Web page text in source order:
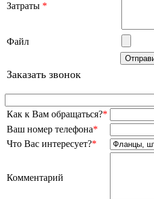
Затраты *
Файл
Заказать звонок
Как к Вам обращаться?*
Ваш номер телефона*
Что Вас интересует?*
Комментарий